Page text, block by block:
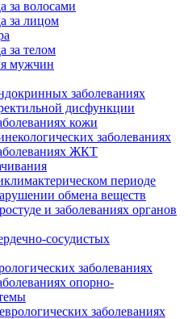
за волосами
за лицом
за телом
мужчин
заболеваниях
дисфункции
кожи
заболеваниях
ЖКТ
периоде
обмена веществ
и заболеваниях органов
сосудистых
заболеваниях
опорно-
заболеваниях